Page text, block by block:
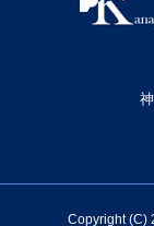
Copyright (C)